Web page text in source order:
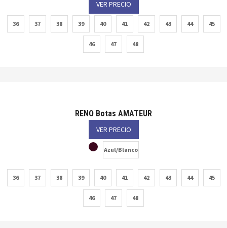
VER PRECIO
36 37 38 39 40 41 42 43 44 45
46 47 48
RENO Botas AMATEUR
VER PRECIO
Azul/Blanco
36 37 38 39 40 41 42 43 44 45
46 47 48